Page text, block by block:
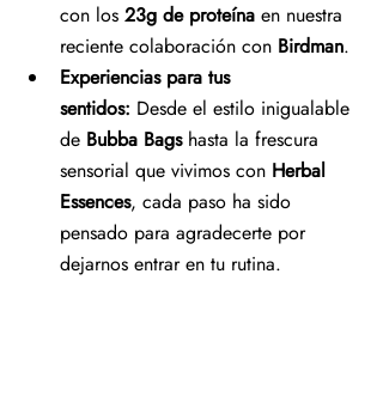
con los 23g de proteína en nuestra
reciente colaboración con Birdman.
Experiencias para tus
sentidos: Desde el estilo inigualable
de Bubba Bags hasta la frescura
sensorial que vivimos con Herbal
Essences, cada paso ha sido
pensado para agradecerte por
dejarnos entrar en tu rutina.